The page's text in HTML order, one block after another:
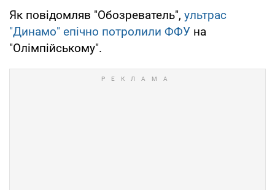
Як повідомляв "Обозреватель", ультрас
"Динамо" епічно потролили ФФУ на
"Олімпійському".